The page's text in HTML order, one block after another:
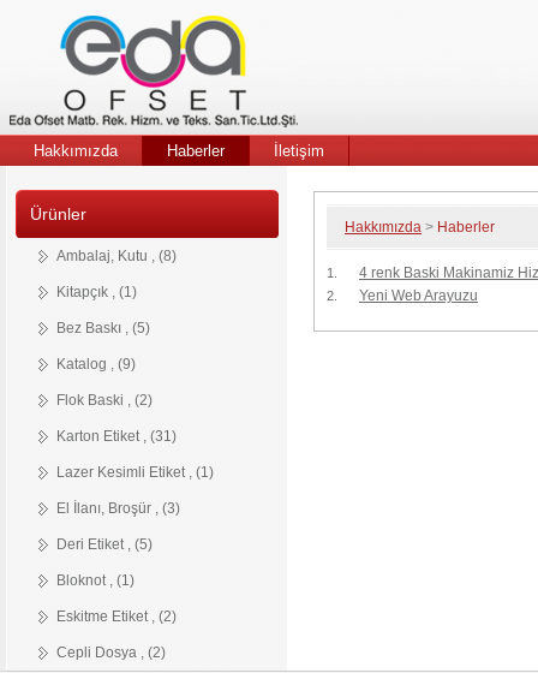
Etiketleri
Hakkımızda Haberler İletişim
Ürünler
Ambalaj
Kitapçik
Bröşür
Kartvizit
Baski
Katalog
Baski
İnsört
Karton
Etiket
Sıcak
Baskı
Etiket
Notepad
Eskitme
Etiket
dosya
Poster
Stiker
Magnet
Kesim
Dokuma
Etiket
Ambalaj, Kutu , (8)
Kitapçık , (1)
Bez Baskı , (5)
Katalog , (9)
Flok Baski , (2)
Karton Etiket , (31)
Lazer Kesimli Etiket , (1)
El İlanı, Broşür , (3)
Deri Etiket , (5)
Bloknot , (1)
Eskitme Etiket , (2)
Cepli Dosya , (2)
Hakkımızda > Haberler
Haberler
1. 4 renk Baski Makinamiz
2. Yeni Web Arayuzu